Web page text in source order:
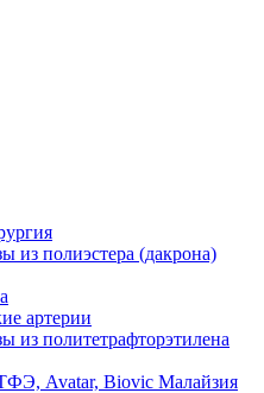
из полиэстера (дакрона)
артерии
из политетрафторэтилена
Avatar, Biovic Малайзия